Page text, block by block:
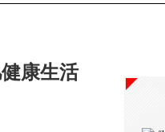
康生活